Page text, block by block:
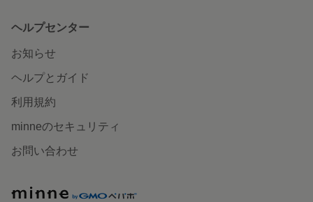
ヘルプセンター
お知らせ
ヘルプとガイド
利用規約
minneのセキュリティ
お問い合わせ